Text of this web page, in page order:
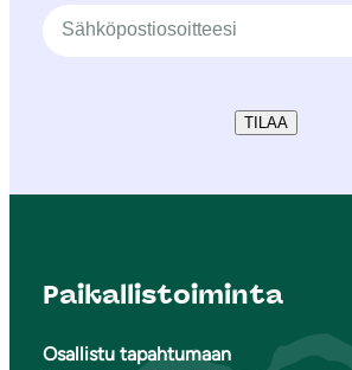
TILAA
Paikallistoiminta
Osallistu tapahtumaan